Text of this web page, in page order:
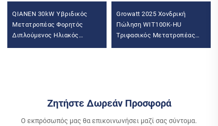
QIANEN 30kW Υβριδικός
Μετατροπέας Φορητός
Διπλούμενος Ηλιακός
Growatt 2025 Χονδρική
Πώληση WIT100K-HU
Τριφασικός Μετατροπέας
Ζητήστε Δωρεάν Προσφορά
Ο εκπρόσωπός μας θα επικοινωνήσει μαζί σας σύντομα.